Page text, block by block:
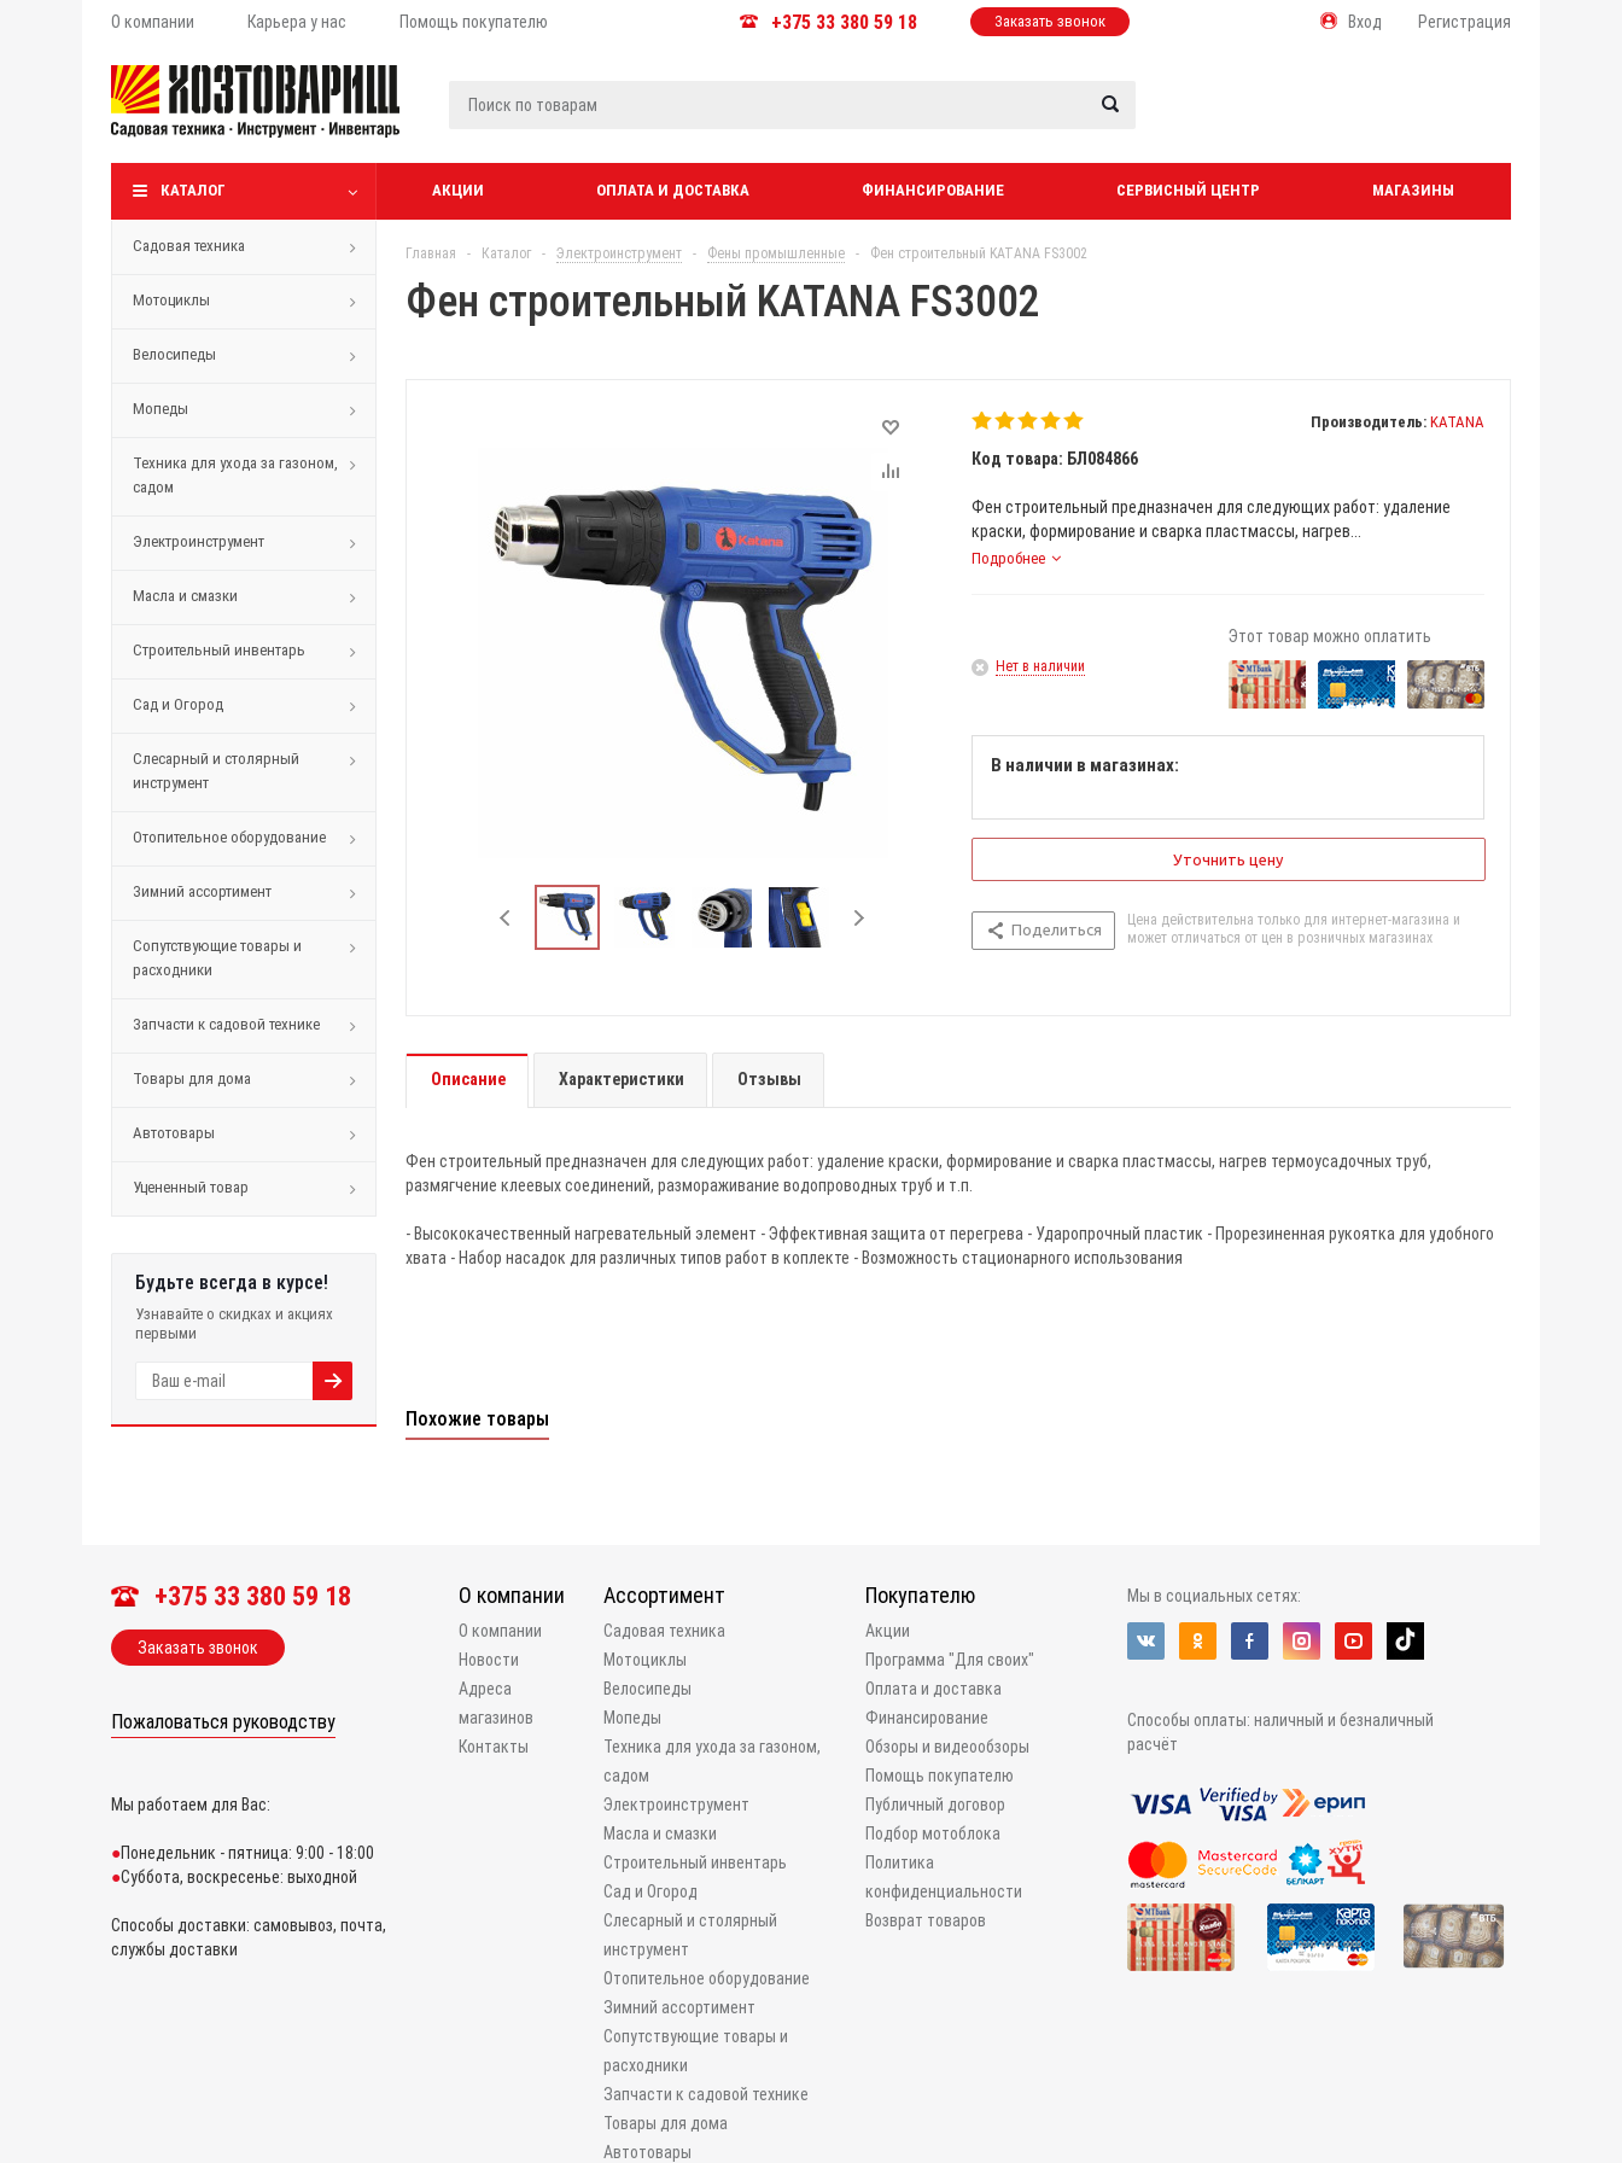
О компании Карьера у нас Помощь покупателю +375 33 380 59 18 Заказать звонок Вход Регистрация
КАТАЛОГ АКЦИИ ОПЛАТА И ДОСТАВКА ФИНАНСИРОВАНИЕ СЕРВИСНЫЙ ЦЕНТР МАГАЗИНЫ
Садовая техника
Мотоциклы
Велосипеды
Мопеды
Техника для ухода за газоном,
садом
Электроинструмент
Масла и смазки
Строительный инвентарь
Сад и Огород
Слесарный и столярный
инструмент
Отопительное оборудование
Зимний ассортимент
Сопутствующие товары и
расходники
Запчасти к садовой технике
Товары для дома
Автотовары
Уцененный товар
Будьте всегда в курсе!
Узнавайте о скидках и акциях
первыми
Главная - Каталог - Электроинструмент - Фены промышленные - Фен строительный KATANA FS3002
Фен строительный KATANA FS3002
Производитель: KATANA
Код товара: БЛ084866
Фен строительный предназначен для следующих работ: удаление
краски, формирование и сварка пластмассы, нагрев...
Подробнее
Нет в наличии
Этот товар можно оплатить
В наличии в магазинах:
Уточнить цену
Поделиться
Цена действительна только для интернет-магазина и
может отличаться от цен в розничных магазинах
Описание Характеристики Отзывы
Фен строительный предназначен для следующих работ: удаление краски, формирование и сварка пластмассы, нагрев термоусадочных труб,
размягчение клеевых соединений, размораживание водопроводных труб и т.п.
- Высококачественный нагревательный элемент - Эффективная защита от перегрева - Ударопрочный пластик - Прорезиненная рукоятка для удобного
хвата - Набор насадок для различных типов работ в коплекте - Возможность стационарного использования
Похожие товары
+375 33 380 59 18
Заказать звонок
Пожаловаться руководству
Мы работаем для Вас:
Понедельник - пятница: 9:00 - 18:00
Суббота, воскресенье: выходной
Способы доставки: самовывоз, почта,
службы доставки
О компании
О компании
Новости
Адреса
магазинов
Контакты
Ассортимент
Садовая техника
Мотоциклы
Велосипеды
Мопеды
Техника для ухода за газоном,
садом
Электроинструмент
Масла и смазки
Строительный инвентарь
Сад и Огород
Слесарный и столярный
инструмент
Отопительное оборудование
Зимний ассортимент
Сопутствующие товары и
расходники
Запчасти к садовой технике
Товары для дома
Автотовары
Покупателю
Акции
Программа "Для своих"
Оплата и доставка
Финансирование
Обзоры и видеообзоры
Помощь покупателю
Публичный договор
Подбор мотоблока
Политика
конфиденциальности
Возврат товаров
Мы в социальных сетях:
Способы оплаты: наличный и безналичный
расчёт